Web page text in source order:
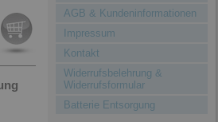
AGB & Kundeninformationen
Impressum
Kontakt
Widerrufsbelehrung &
Widerrufsformular
Batterie Entsorgung